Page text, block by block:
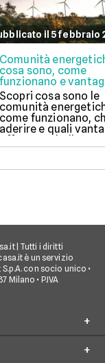
il 5 febbraio
Comunità
cosa sono, come
funzionano e
Scopri cosa sono le
comunità
come funzionano,
aderire e quali
offrono su bolletta e
sostenibilità.
| Tutti i diritti
è un servizio
con socio unico •
Milano • P.IVA